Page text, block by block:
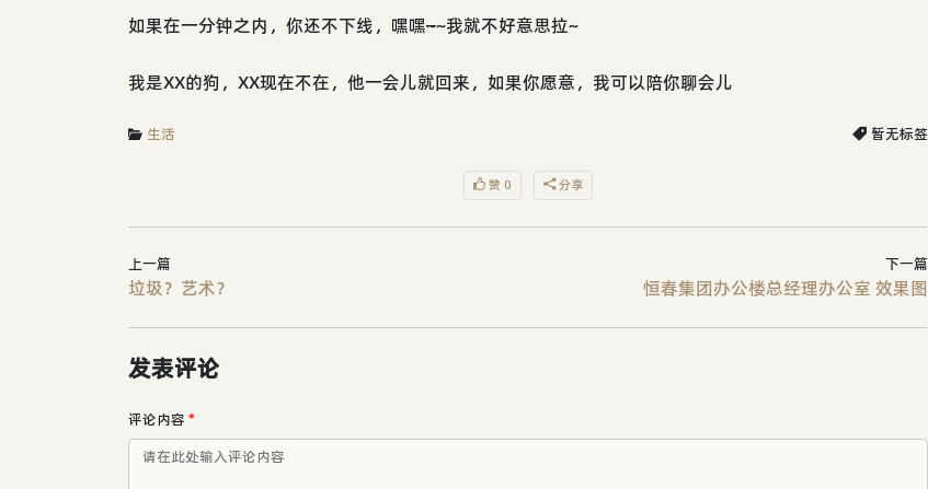
如果在一分钟之内，你还不下线，嘿嘿~~我就不好意思拉~
我是XX的狗，XX现在不在，他一会儿就回来，如果你愿意，我可以陪你聊会儿
生活 暂无标签
赞 0 分享
上一篇
垃圾？艺术？
下一篇
恒春集团办公楼总经理办公室 效果图
发表评论
评论内容 *